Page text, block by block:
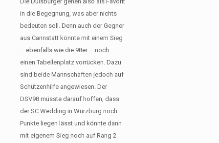
in die Begegnung, was aber nichts
bedeuten soll. Denn auch der Gegner
aus Cannstatt könnte mit einem Sieg
– ebenfalls wie die 98er – noch
einen Tabellenplatz vorrücken. Dazu
sind beide Mannschaften jedoch auf
Schützenhilfe angewiesen. Der
DSV98 müsste darauf hoffen, dass
der SC Wedding in Würzburg noch
Punkte liegen lässt und könnte dann
mit eigenem Sieg noch auf Rang 2